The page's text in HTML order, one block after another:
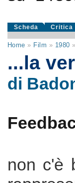
Scheda Critica
Home » Film » 1980
...la
di
non c'è